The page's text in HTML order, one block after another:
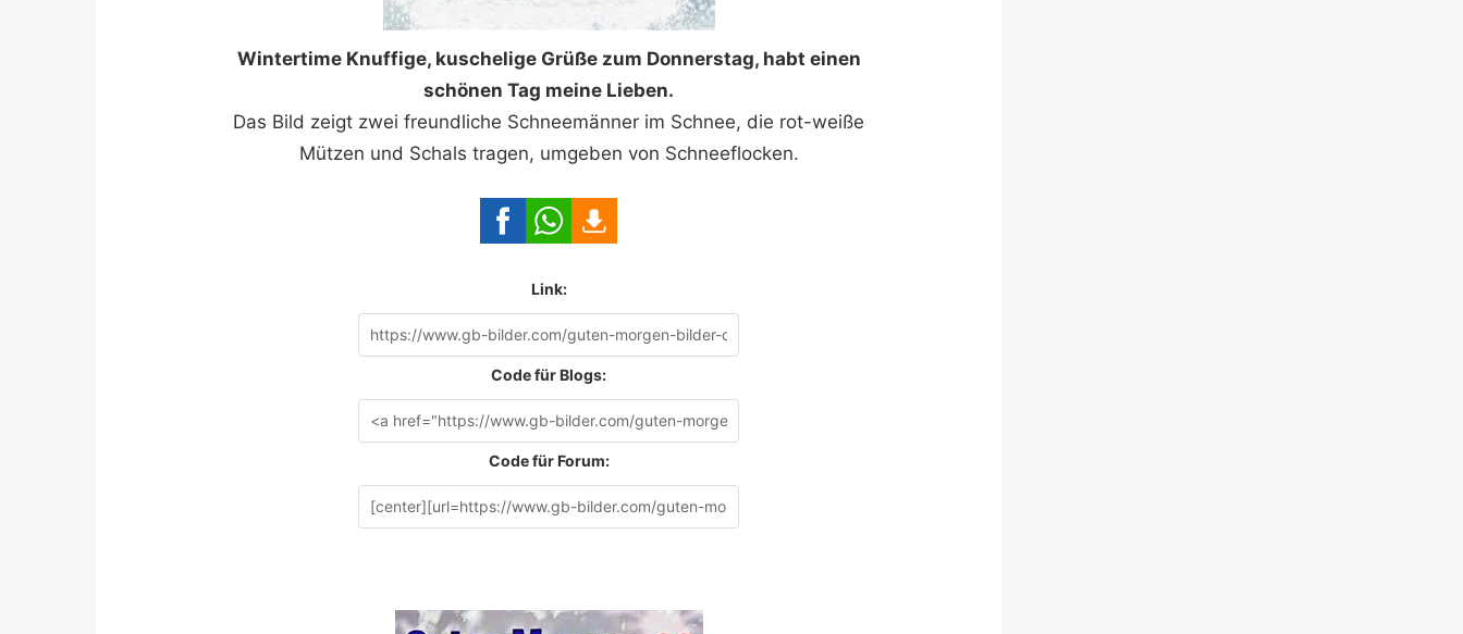
Wintertime Knuffige, kuschelige Grüße zum Donnerstag, habt einen
schönen Tag meine Lieben.
Das Bild zeigt zwei freundliche Schneemänner im Schnee, die rot-weiße
Mützen und Schals tragen, umgeben von Schneeflocken.
Link:
Code für Blogs:
Code für Forum: